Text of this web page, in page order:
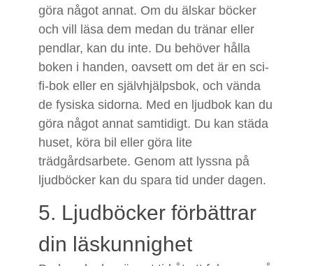
göra något annat. Om du älskar böcker
och vill läsa dem medan du tränar eller
pendlar, kan du inte. Du behöver hålla
boken i handen, oavsett om det är en sci-
fi-bok eller en självhjälpsbok, och vända
de fysiska sidorna. Med en ljudbok kan du
göra något annat samtidigt. Du kan städa
huset, köra bil eller göra lite
trädgårdsarbete. Genom att lyssna på
ljudböcker kan du spara tid under dagen.
5. Ljudböcker förbättrar
din läskunnighet